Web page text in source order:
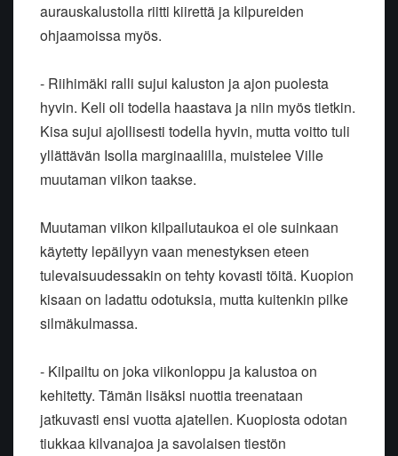
aurauskalustolla riitti kiirettä ja kilpureiden
ohjaamoissa myös.
- Riihimäki ralli sujui kaluston ja ajon puolesta
hyvin. Keli oli todella haastava ja niin myös tietkin.
Kisa sujui ajollisesti todella hyvin, mutta voitto tuli
yllättävän Isolla marginaalilla, muistelee Ville
muutaman viikon taakse.
Muutaman viikon kilpailutaukoa ei ole suinkaan
käytetty lepäilyyn vaan menestyksen eteen
tulevaisuudessakin on tehty kovasti töitä. Kuopion
kisaan on ladattu odotuksia, mutta kuitenkin pilke
silmäkulmassa.
- Kilpailtu on joka viikonloppu ja kalustoa on
kehitetty. Tämän lisäksi nuottia treenataan
jatkuvasti ensi vuotta ajatellen. Kuopiosta odotan
tiukkaa kilvanajoa ja savolaisen tiestön